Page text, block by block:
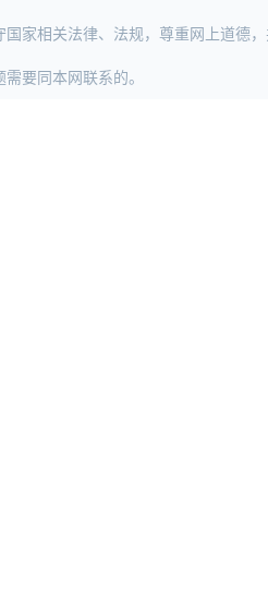
国家相关法律、法规，尊重网上道德
要同本网联系的。